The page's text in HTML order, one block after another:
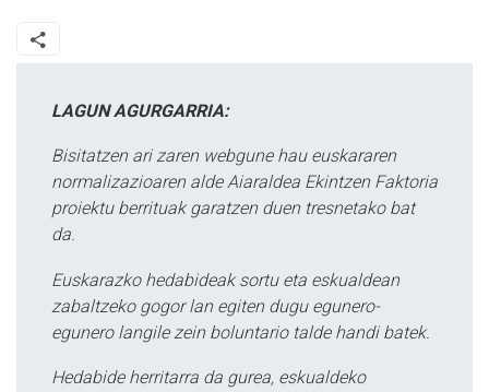
LAGUN AGURGARRIA:
Bisitatzen ari zaren webgune hau euskararen
normalizazioaren alde Aiaraldea Ekintzen Faktoria
proiektu berrituak garatzen duen tresnetako bat
da.
Euskarazko hedabideak sortu eta eskualdean
zabaltzeko gogor lan egiten dugu egunero-
egunero langile zein boluntario talde handi batek.
Hedabide herritarra da gurea, eskualdeko